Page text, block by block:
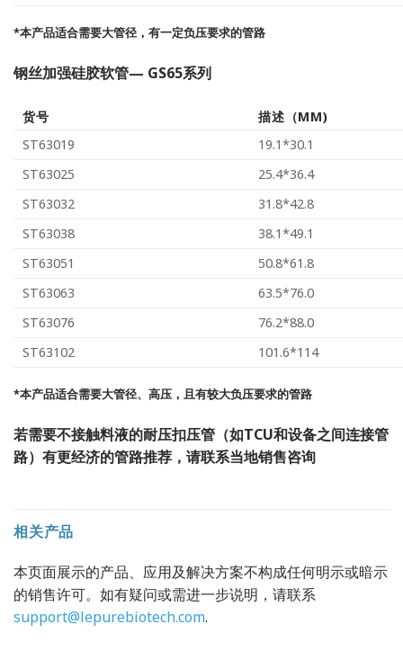
*本产品适合需要大管径，有一定负压要求的管路
钢丝加强硅胶软管— GS65系列
货号
描述（MM)
ST63019
19.1*30.1
ST63025
25.4*36.4
ST63032
31.8*42.8
ST63038
38.1*49.1
ST63051
50.8*61.8
ST63063
63.5*76.0
ST63076
76.2*88.0
ST63102
101.6*114
*本产品适合需要大管径、高压，且有较大负压要求的管路
若需要不接触料液的耐压扣压管（如TCU和设备之间连接管
路）有更经济的管路推荐，请联系当地销售咨询
相关产品
本页面展示的产品、应用及解决方案不构成任何明示或暗示
的销售许可。如有疑问或需进一步说明，请联系
support@lepurebiotech.com.